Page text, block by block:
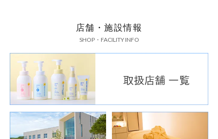
店舗・施設情報
SHOP・FACILITY INFO